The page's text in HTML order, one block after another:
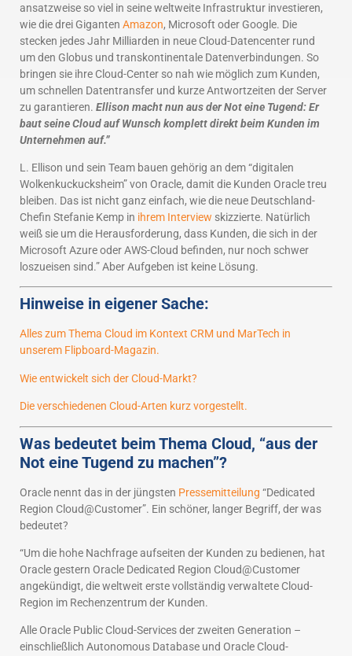
ansatzweise so viel in seine weltweite Infrastruktur investieren,
wie die drei Giganten Amazon, Microsoft oder Google. Die
stecken jedes Jahr Milliarden in neue Cloud-Datencenter rund
um den Globus und transkontinentale Datenverbindungen. So
bringen sie ihre Cloud-Center so nah wie möglich zum Kunden,
um schnellen Datentransfer und kurze Antwortzeiten der Server
zu garantieren. Ellison macht nun aus der Not eine Tugend: Er
baut seine Cloud auf Wunsch komplett direkt beim Kunden im
Unternehmen auf.”
L. Ellison und sein Team bauen gehörig an dem “digitalen
Wolkenkuckucksheim” von Oracle, damit die Kunden Oracle treu
bleiben. Das ist nicht ganz einfach, wie die neue Deutschland-
Chefin Stefanie Kemp in ihrem Interview skizzierte. Natürlich
weiß sie um die Herausforderung, dass Kunden, die sich in der
Microsoft Azure oder AWS-Cloud befinden, nur noch schwer
loszueisen sind.” Aber Aufgeben ist keine Lösung.
Hinweise in eigener Sache:
Alles zum Thema Cloud im Kontext CRM und MarTech in
unserem Flipboard-Magazin.
Wie entwickelt sich der Cloud-Markt?
Die verschiedenen Cloud-Arten kurz vorgestellt.
Was bedeutet beim Thema Cloud, “aus der
Not eine Tugend zu machen”?
Oracle nennt das in der jüngsten Pressemitteilung “Dedicated
Region Cloud@Customer”. Ein schöner, langer Begriff, der was
bedeutet?
“Um die hohe Nachfrage aufseiten der Kunden zu bedienen, hat
Oracle gestern Oracle Dedicated Region Cloud@Customer
angekündigt, die weltweit erste vollständig verwaltete Cloud-
Region im Rechenzentrum der Kunden.
Alle Oracle Public Cloud-Services der zweiten Generation –
einschließlich Autonomous Database und Oracle Cloud-